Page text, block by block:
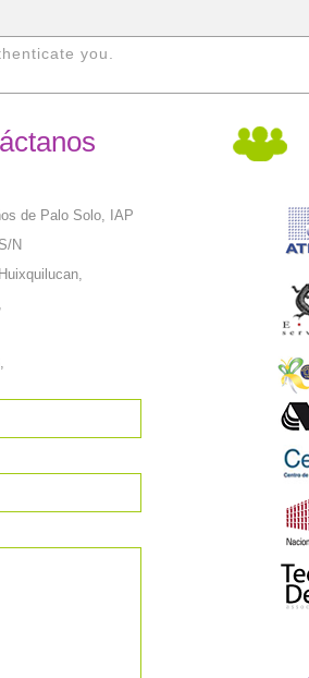
you.
de Palo Solo, IAP
N